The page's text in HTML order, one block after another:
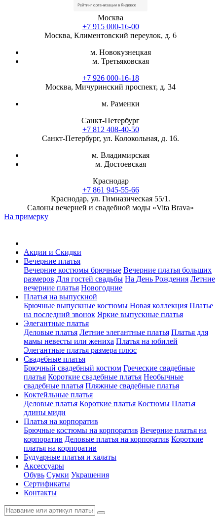
Москва
+7 915 000-16-00
Москва, Климентовский переулок, д. 6
м. Новокузнецкая
м. Третьяковская
+7 926 000-16-18
Москва, Мичуринский проспект, д. 34
м. Раменки
Санкт-Петербург
+7 812 408-40-50
Санкт-Петербург, ул. Колокольная, д. 16.
м. Владимирская
м. Достоевская
Краснодар
+7 861 945-55-66
Краснодар, ул. Гимназическая 55/1.
Салоны вечерней и свадебной моды «Vita Brava»
На примерку
Акции и Скидки
Вечерние платья
Вечерние костюмы брючные Вечерние платья больших
размеров Для гостей свадьбы На День Рождения Летние
вечерние платья Новогодние
Платья на выпускной
Брючные выпускные костюмы Новая коллекция Платье
на последний звонок Яркие выпускные платья
Элегантные платья
Деловые платья Летние элегантные платья Платья для
мамы невесты или жениха Платья на юбилей
Элегантные платья размера плюс
Свадебные платья
Брючный свадебный костюм Греческие свадебные
платья Короткие свадебные платья Необычные
свадебные платья Пляжные свадебные платья
Коктейльные платья
Деловые платья Короткие платья Костюмы Платья
длины миди
Платья на корпоратив
Брючные костюмы на корпоратив Вечерние платья на
корпоратив Деловые платья на корпоратив Короткие
платья на корпоратив
Будуарные платья и халаты
Аксессуары
Обувь Сумки Украшения
Сертификаты
Контакты